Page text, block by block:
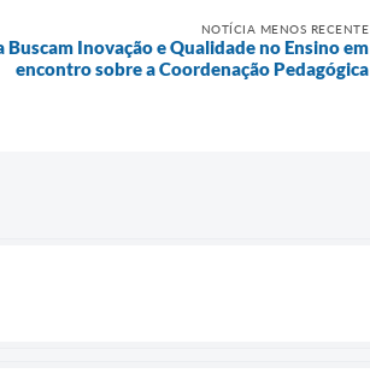
NOTÍCIA MENOS RECENTE
Inovação e Qualidade no Ensino em
encontro sobre a Coordenação Pedagógica